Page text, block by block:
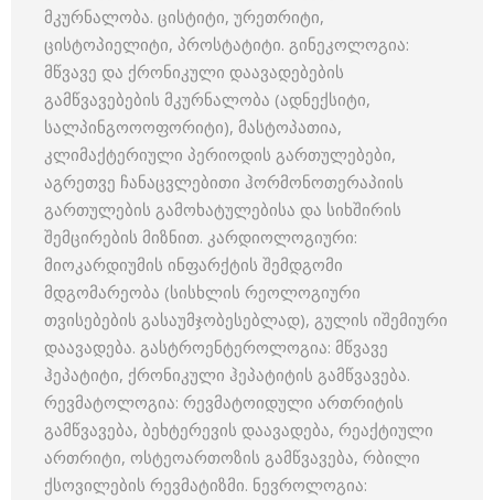
მკურნალობა. ცისტიტი, ურეთრიტი,
ცისტოპიელიტი, პროსტატიტი. გინეკოლოგია:
მწვავე და ქრონიკული დაავადებების
გამწვავებების მკურნალობა (ადნექსიტი,
სალპინგოოოფორიტი), მასტოპათია,
კლიმაქტერიული პერიოდის გართულებები,
აგრეთვე ჩანაცვლებითი ჰორმონოთერაპიის
გართულების გამოხატულებისა და სიხშირის
შემცირების მიზნით. კარდიოლოგიური:
მიოკარდიუმის ინფარქტის შემდგომი
მდგომარეობა (სისხლის რეოლოგიური
თვისებების გასაუმჯობესებლად), გულის იშემიური
დაავადება. გასტროენტეროლოგია: მწვავე
ჰეპატიტი, ქრონიკული ჰეპატიტის გამწვავება.
რევმატოლოგია: რევმატოიდული ართრიტის
გამწვავება, ბეხტერევის დაავადება, რეაქტიული
ართრიტი, ოსტეოართოზის გამწვავება, რბილი
ქსოვილების რევმატიზმი. ნევროლოგია: